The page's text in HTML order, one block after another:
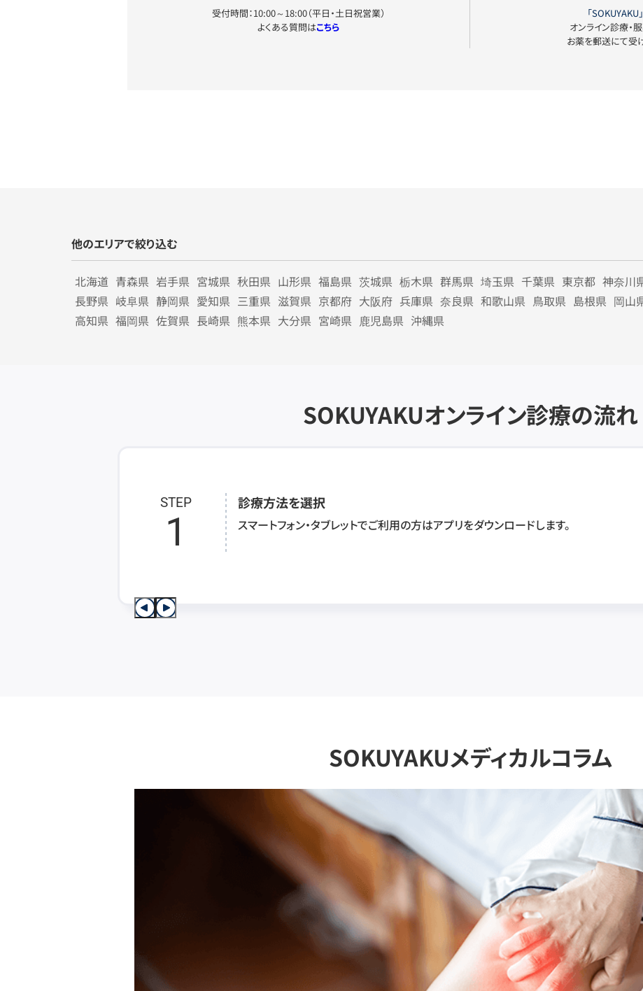
受付時間：10:00～18:00（平日・土日祝営業）
よくある質問はこちら
「SOKUYAKU」
オンライン診療・
お薬を郵送にて受
他のエリアで絞り込む
北海道 青森県 岩手県 宮城県 秋田県 山形県 福島県 茨城県 栃木県 群馬県 埼玉県 千葉県 東京都 神奈川
長野県 岐阜県 静岡県 愛知県 三重県 滋賀県 京都府 大阪府 兵庫県 奈良県 和歌山県 鳥取県 島根県 岡山
高知県 福岡県 佐賀県 長崎県 熊本県 大分県 宮崎県 鹿児島県 沖縄県
SOKUYAKUオンライン診療の流れ
STEP
1
診療方法を選択
スマートフォン・タブレットでご利用の方はアプリをダウンロードします。
SOKUYAKUメディカルコラム